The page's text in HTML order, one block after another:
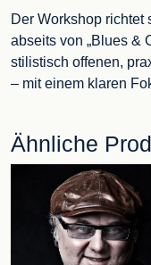
Der Workshop richtet
abseits von „Blues &
stilistisch offenen,
– mit einem klaren
Ähnliche